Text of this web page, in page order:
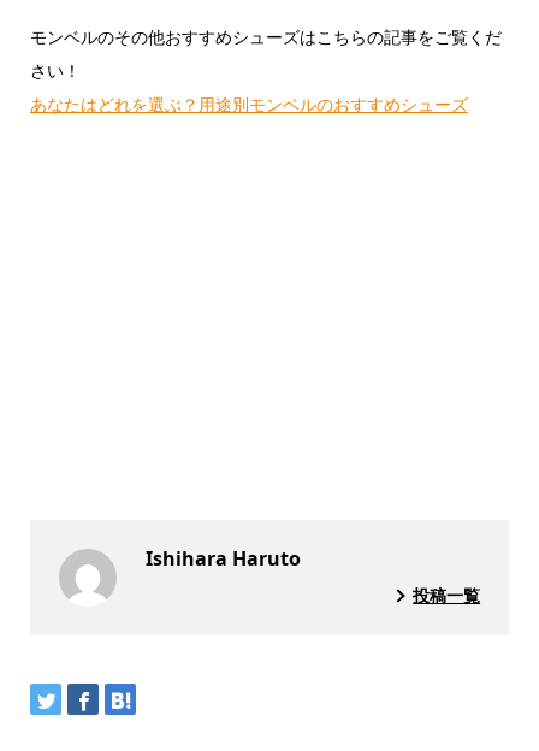
モンベルのその他おすすめシューズはこちらの記事をご覧くだ
さい！
あなたはどれを選ぶ？用途別モンベルのおすすめシューズ
Ishihara Haruto
投稿一覧